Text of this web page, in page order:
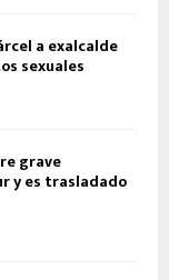
a exalcalde
sexuales
grave
y es trasladado